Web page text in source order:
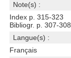
Note(s) :
Index p. 315-323
Bibliogr. p. 307-308
Langue(s) :
Français